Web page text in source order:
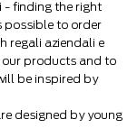
- finding the right
possible to order
regali aziendali e
products and to
be inspired by
designed by young